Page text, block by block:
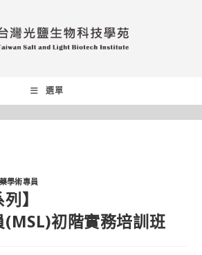
選單
學術專員
】
(MSL)初階實務培訓班